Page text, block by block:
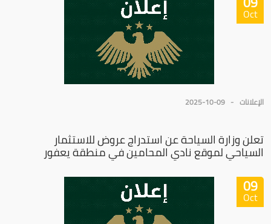
Oct
الإعلانات 2025-10-09
تعلن وزارة السياحة عن استدراج عروض للاستثمار
السياحي لموقع نادي المحامين في منطقة يعفور
09
Oct